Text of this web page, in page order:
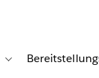
Toggle sub-navigation